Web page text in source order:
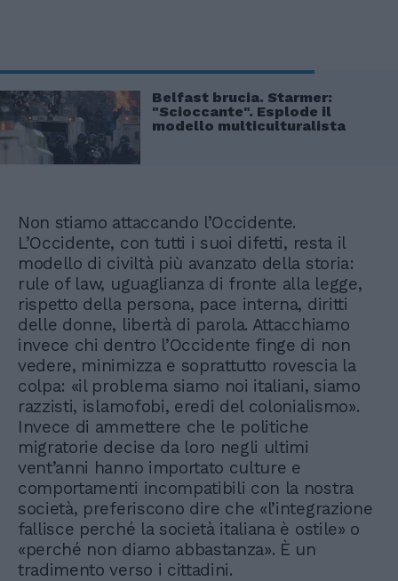
Belfast brucia. Starmer:
"Scioccante". Esplode il
modello multiculturalista
Non stiamo attaccando l’Occidente.
L’Occidente, con tutti i suoi difetti, resta il
modello di civiltà più avanzato della storia:
rule of law, uguaglianza di fronte alla legge,
rispetto della persona, pace interna, diritti
delle donne, libertà di parola. Attacchiamo
invece chi dentro l’Occidente finge di non
vedere, minimizza e soprattutto rovescia la
colpa: «il problema siamo noi italiani, siamo
razzisti, islamofobi, eredi del colonialismo».
Invece di ammettere che le politiche
migratorie decise da loro negli ultimi
vent’anni hanno importato culture e
comportamenti incompatibili con la nostra
società, preferiscono dire che «l’integrazione
fallisce perché la società italiana è ostile» o
«perché non diamo abbastanza». È un
tradimento verso i cittadini.